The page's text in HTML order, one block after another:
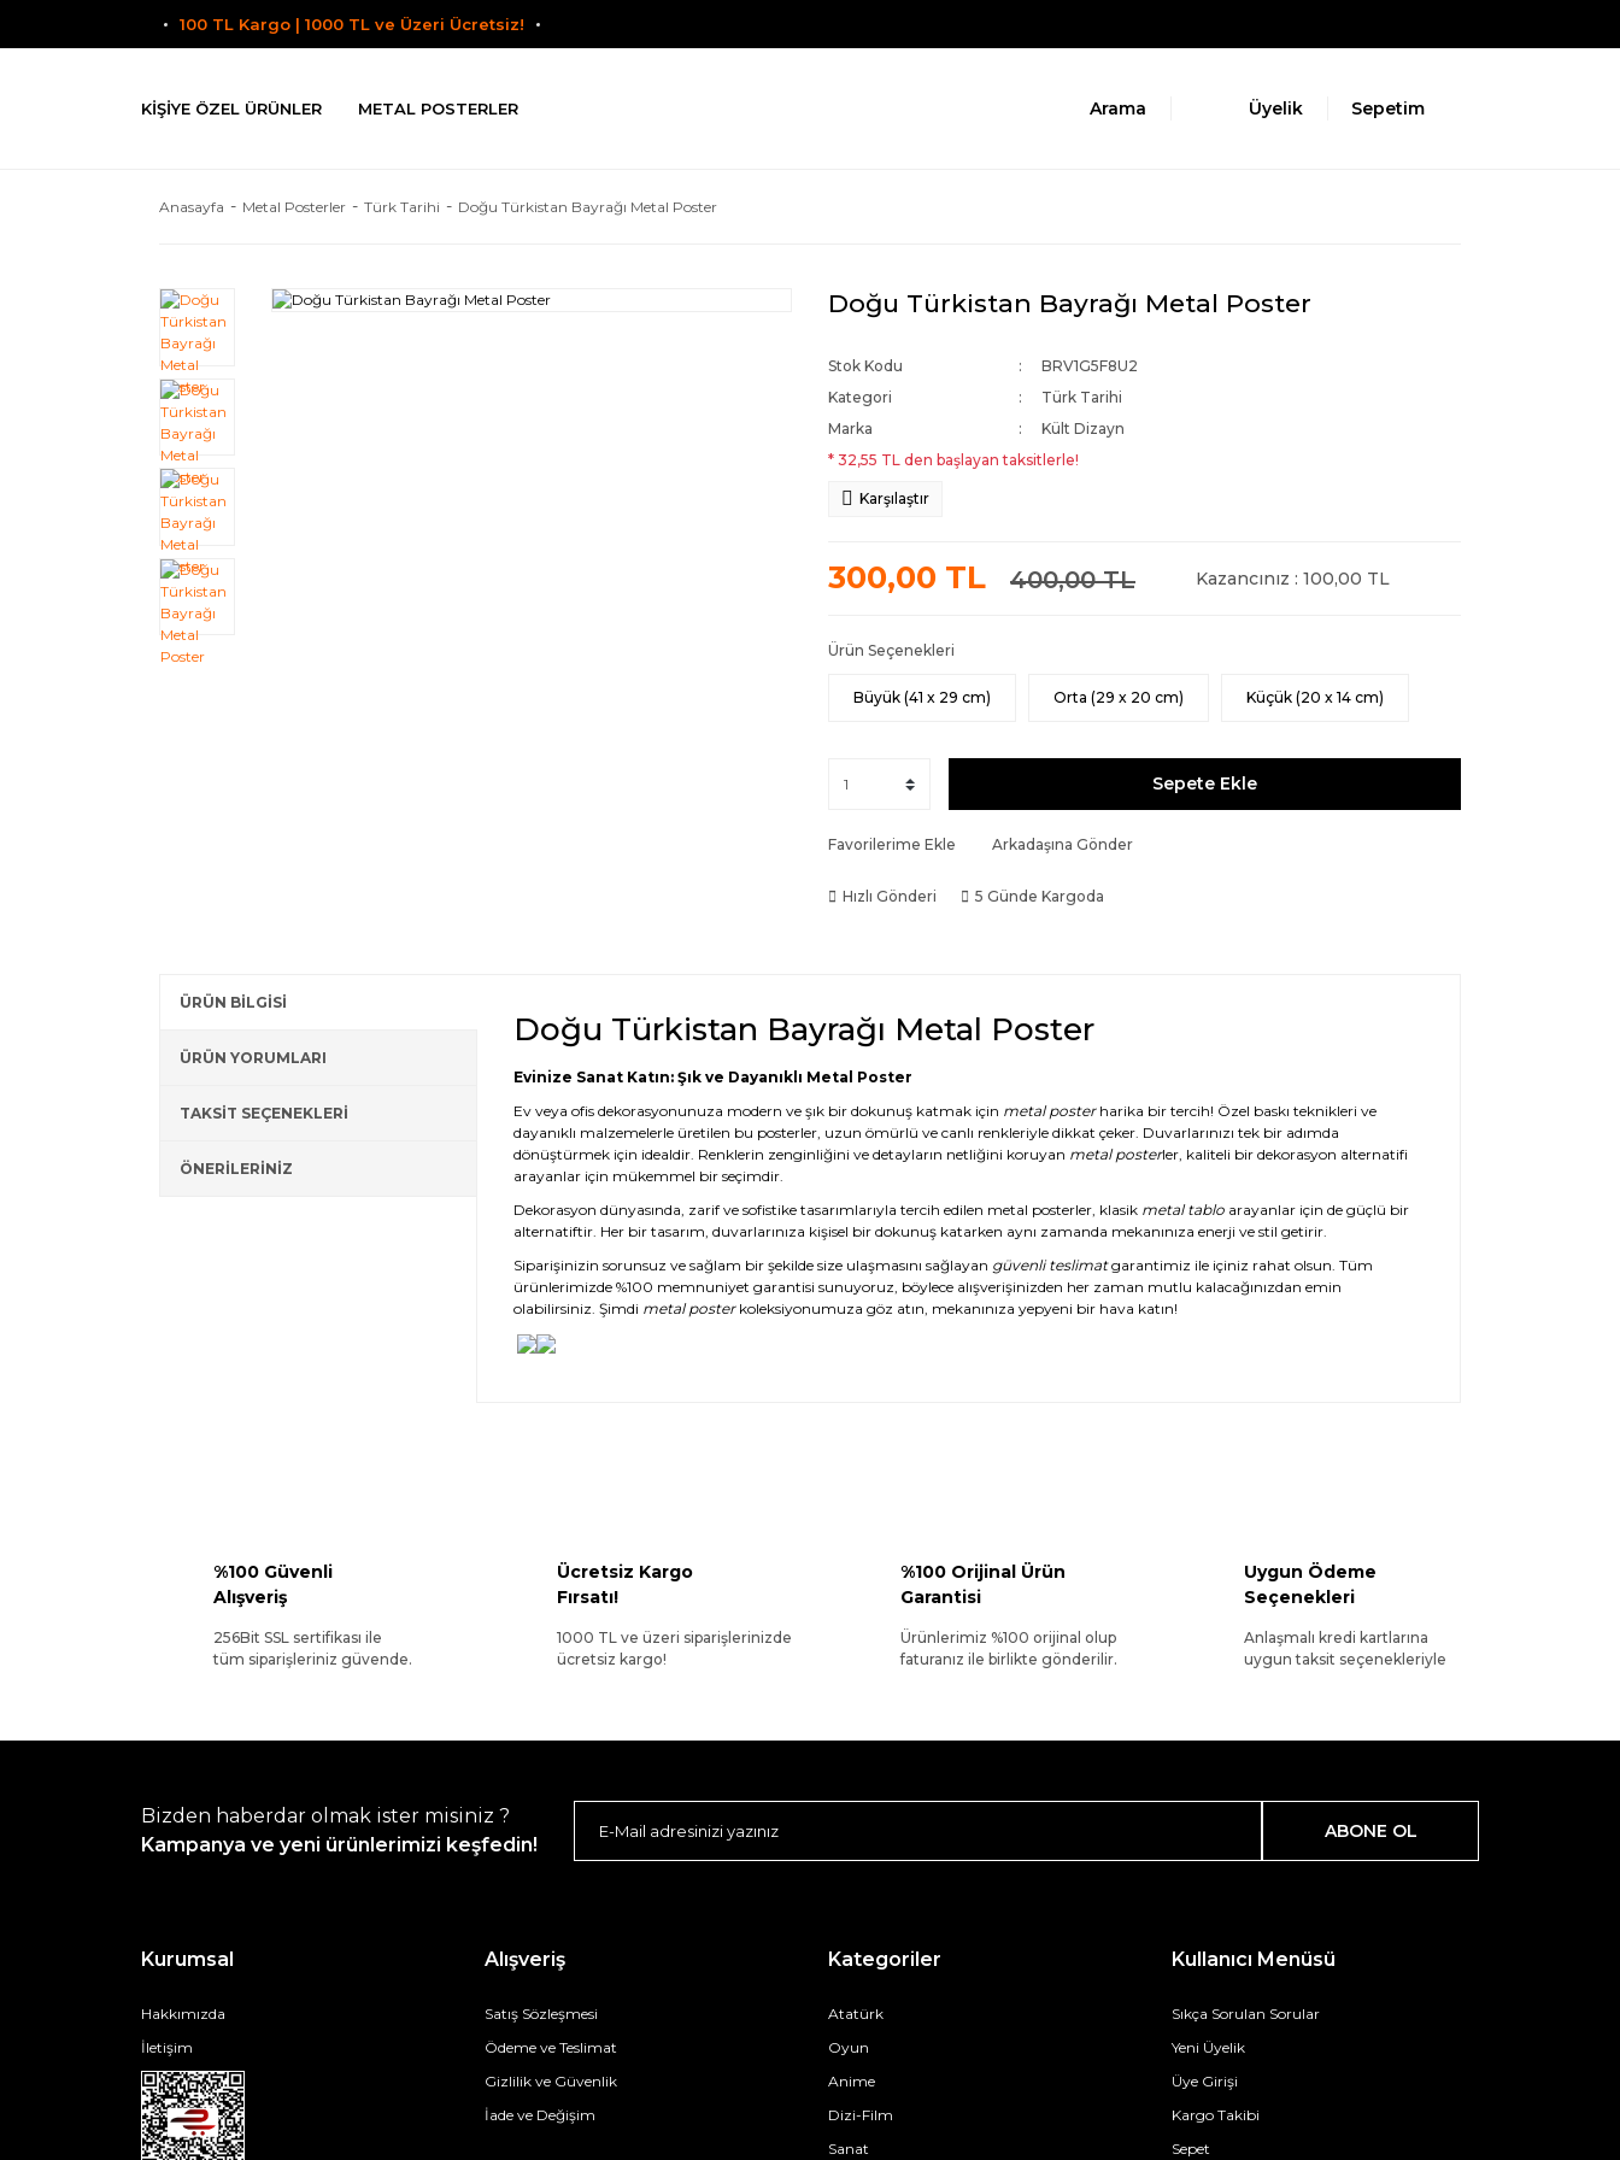
100 TL Kargo | 1000 TL ve Üzeri Ücretsiz!
KIŞIYE ÖZEL ÜRÜNLER METAL POSTERLER Arama Üyelik Sepetim
Anasayfa Metal Posterler Türk Tarihi Doğu Türkistan Bayrağı Metal Poster
Doğu Türkistan Bayrağı Metal Poster
Stok Kodu
BRV1G5F8U2
Kategori
Türk Tarihi
Marka
Kült Dizayn
* 32,55 TL den başlayan taksitlerle!
Karşılaştır
300,00 TL 400,00 TL Kazancınız : 100,00 TL
Ürün Seçenekleri
Büyük (41 x 29 cm) Orta (29 x 20 cm) Küçük (20 x 14 cm)
Sepete Ekle
Favorilerime Ekle Arkadaşına Gönder
Hızlı Gönderi 5 Günde Kargoda
ÜRÜN BİLGİSİ
ÜRÜN YORUMLARI
TAKSİT SEÇENEKLERİ
ÖNERİLERİNİZ
Doğu Türkistan Bayrağı Metal Poster
Evinize Sanat Katın: Şık ve Dayanıklı Metal Poster
Ev veya ofis dekorasyonunuza modern ve şık bir dokunuş katmak için metal posterharika bir tercih! Özel baskı teknikleri ve
dayanıklı malzemelerle üretilen bu posterler, uzun ömürlü ve canlı renkleriyle dikkat çeker. Duvarlarınızı tek bir adımda
dönüştürmek için idealdir. Renklerin zenginliğini ve detayların netliğini koruyan metal posterler, kaliteli bir dekorasyon alternatifi
arayanlar için mükemmel bir seçimdir.
Dekorasyon dünyasında, zarif ve sofistike tasarımlarıyla tercih edilen metal posterler, klasik metal tabloarayanlar için de güçlü bir
alternatiftir. Her bir tasarım, duvarlarınıza kişisel bir dokunuş katarken aynı zamanda mekanınıza enerji ve stil getirir.
Siparişinizin sorunsuz ve sağlam bir şekilde size ulaşmasını sağlayan güvenli teslimatgarantimiz ile içiniz rahat olsun. Tüm
ürünlerimizde %100 memnuniyet garantisi sunuyoruz, böylece alışverişinizden her zaman mutlu kalacağınızdan emin
olabilirsiniz. Şimdi metal posterkoleksiyonumuza göz atın, mekanınıza yepyeni bir hava katın!
%100 Güvenli
Alışveriş
256Bit SSL sertifikası ile
tüm siparişleriniz güvende.
Ücretsiz Kargo
Fırsatı!
1000 TL ve üzeri siparişlerinizde
ücretsiz kargo!
%100 Orijinal Ürün
Garantisi
Ürünlerimiz %100 orijinal olup
faturanız ile birlikte gönderilir.
Uygun Ödeme
Seçenekleri
Anlaşmalı kredi kartlarına
uygun taksit seçenekleriyle
Bizden haberdar olmak ister misiniz ?
Kampanya ve yeni ürünlerimizi keşfedin!
ABONE OL
Kurumsal
Hakkımızda
İletişim
Alışveriş
Satış Sözleşmesi
Ödeme ve Teslimat
Gizlilik ve Güvenlik
İade ve Değişim
Kategoriler
Atatürk
Oyun
Anime
Dizi-Film
Sanat
Kullanıcı Menüsü
Sıkça Sorulan Sorular
Yeni Üyelik
Üye Girişi
Kargo Takibi
Sepet